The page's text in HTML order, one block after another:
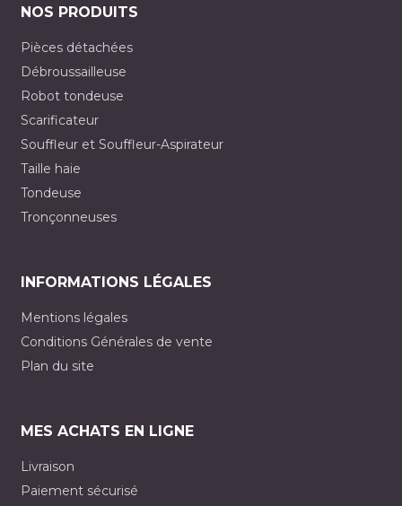
NOS PRODUITS
Pièces détachées
Débroussailleuse
Robot tondeuse
Scarificateur
Souffleur et Souffleur-Aspirateur
Taille haie
Tondeuse
Tronçonneuses
INFORMATIONS LÉGALES
Mentions légales
Conditions Générales de vente
Plan du site
MES ACHATS EN LIGNE
Livraison
Paiement sécurisé